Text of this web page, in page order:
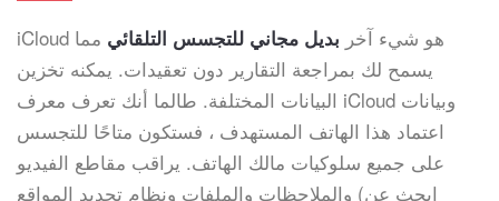
iCloud هو شيء آخر بديل مجاني للتجسس التلقائي مما
يسمح لك بمراجعة التقارير دون تعقيدات. يمكنه تخزين
البيانات المختلفة. طالما أنك تعرف معرف iCloud وبيانات
اعتماد هذا الهاتف المستهدف ، فستكون متاحًا للتجسس
على جميع سلوكيات مالك الهاتف. يراقب مقاطع الفيديو
والملاحظات والملفات ونظام تحديد المواقع (ابحث عن